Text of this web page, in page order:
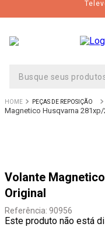
PEÇAS DE REPOSIÇÃO
Magnetico Husqvarna 281xp/
Volante
Original
Referência: 90956
Este produto não está